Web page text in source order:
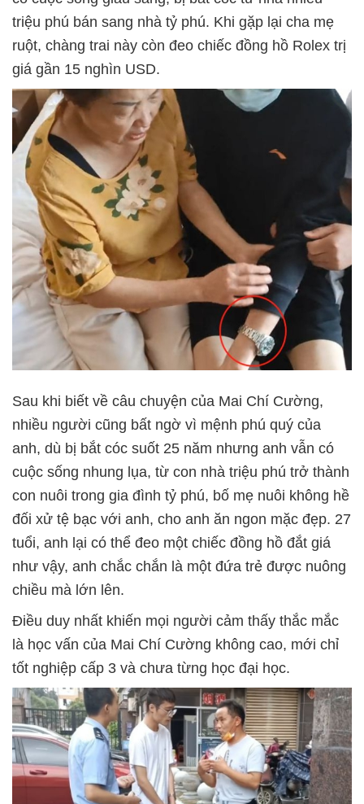
triệu phú bán sang nhà tỷ phú. Khi gặp lại cha mẹ
ruột, chàng trai này còn đeo chiếc đồng hồ Rolex trị
giá gần 15 nghìn USD.
Sau khi biết về câu chuyện của Mai Chí Cường,
nhiều người cũng bất ngờ vì mệnh phú quý của
anh, dù bị bắt cóc suốt 25 năm nhưng anh vẫn có
cuộc sống nhung lụa, từ con nhà triệu phú trở thành
con nuôi trong gia đình tỷ phú, bố mẹ nuôi không hề
đối xử tệ bạc với anh, cho anh ăn ngon mặc đẹp. 27
tuổi, anh lại có thể đeo một chiếc đồng hồ đắt giá
như vậy, anh chắc chắn là một đứa trẻ được nuông
chiều mà lớn lên.
Điều duy nhất khiến mọi người cảm thấy thắc mắc
là học vấn của Mai Chí Cường không cao, mới chỉ
tốt nghiệp cấp 3 và chưa từng học đại học.